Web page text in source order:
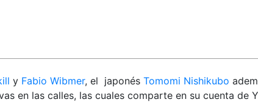
y Fabio Wibmer, el japonés Tomomi Nishikubo
en las calles, las cuales comparte en su cuenta de